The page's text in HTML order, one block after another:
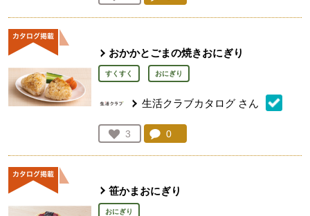
人が登録
おかかとごまの焼きおにぎり
すくすく おにぎり
生活クラブカタログ さん
お気に入り登録：
3
人が登録
コメント：
0
笹かまおにぎり
おにぎり